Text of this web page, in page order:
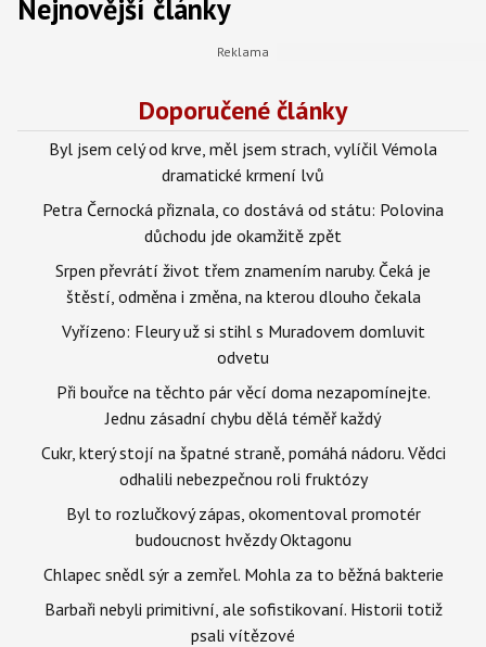
Nejnovější články
Doporučené články
Byl jsem celý od krve, měl jsem strach, vylíčil Vémola
dramatické krmení lvů
Petra Černocká přiznala, co dostává od státu: Polovina
důchodu jde okamžitě zpět
Srpen převrátí život třem znamením naruby. Čeká je
štěstí, odměna i změna, na kterou dlouho čekala
Vyřízeno: Fleury už si stihl s Muradovem domluvit
odvetu
Při bouřce na těchto pár věcí doma nezapomínejte.
Jednu zásadní chybu dělá téměř každý
Cukr, který stojí na špatné straně, pomáhá nádoru. Vědci
odhalili nebezpečnou roli fruktózy
Byl to rozlučkový zápas, okomentoval promotér
budoucnost hvězdy Oktagonu
Chlapec snědl sýr a zemřel. Mohla za to běžná bakterie
Barbaři nebyli primitivní, ale sofistikovaní. Historii totiž
psali vítězové